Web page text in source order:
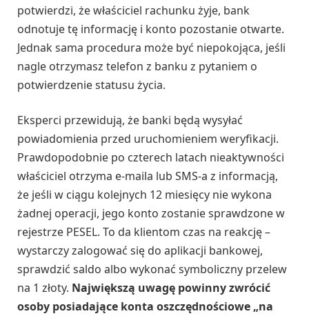
potwierdzi, że właściciel rachunku żyje, bank
odnotuje tę informację i konto pozostanie otwarte.
Jednak sama procedura może być niepokojąca, jeśli
nagle otrzymasz telefon z banku z pytaniem o
potwierdzenie statusu życia.
Eksperci przewidują, że banki będą wysyłać
powiadomienia przed uruchomieniem weryfikacji.
Prawdopodobnie po czterech latach nieaktywności
właściciel otrzyma e-maila lub SMS-a z informacją,
że jeśli w ciągu kolejnych 12 miesięcy nie wykona
żadnej operacji, jego konto zostanie sprawdzone w
rejestrze PESEL. To da klientom czas na reakcję –
wystarczy zalogować się do aplikacji bankowej,
sprawdzić saldo albo wykonać symboliczny przelew
na 1 złoty. Największą uwagę powinny zwrócić
osoby posiadające konta oszczędnościowe „na